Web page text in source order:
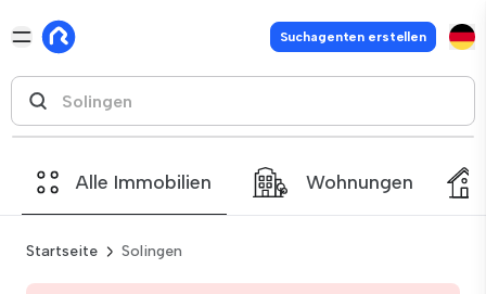
Suchagenten erstellen
Alle Immobilien Wohnungen
Startseite Solingen